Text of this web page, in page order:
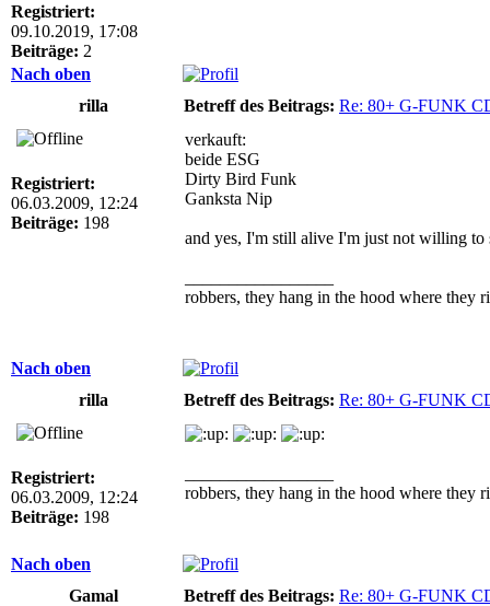
Registriert:
09.10.2019, 17:08
Beiträge: 2
Nach oben
rilla
Betreff des Beitrags: Re: 80+ G-FUNK
Registriert:
06.03.2009, 12:24
Beiträge: 198
verkauft:
beide ESG
Dirty Bird Funk
Ganksta Nip
and yes, I'm still alive I'm just not willing to
robbers, they hang in the hood where they
Nach oben
rilla
Betreff des Beitrags: Re: 80+ G-FUNK
Registriert:
06.03.2009, 12:24
Beiträge: 198
robbers, they hang in the hood where they
Nach oben
Gamal
Betreff des Beitrags: Re: 80+ G-FUNK